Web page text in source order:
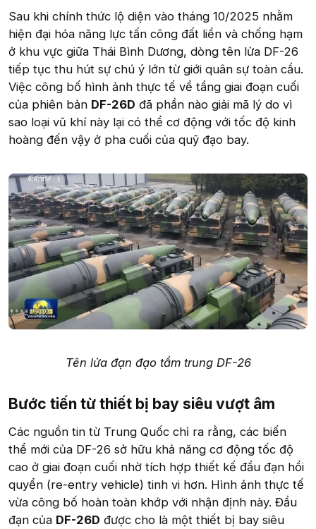
Sau khi chính thức lộ diện vào tháng 10/2025 nhằm
hiện đại hóa năng lực tấn công đất liền và chống hạm
ở khu vực giữa Thái Bình Dương, dòng tên lửa DF-26
tiếp tục thu hút sự chú ý lớn từ giới quân sự toàn cầu.
Việc công bố hình ảnh thực tế về tầng giai đoạn cuối
của phiên bản DF-26D đã phần nào giải mã lý do vì
sao loại vũ khí này lại có thể cơ động với tốc độ kinh
hoàng đến vậy ở pha cuối của quỹ đạo bay.
Tên lửa đạn đạo tầm trung DF-26
Bước tiến từ thiết bị bay siêu vượt âm​
Các nguồn tin từ Trung Quốc chỉ ra rằng, các biến
thể mới của DF-26 sở hữu khả năng cơ động tốc độ
cao ở giai đoạn cuối nhờ tích hợp thiết kế đầu đạn hồi
quyển (re-entry vehicle) tinh vi hơn. Hình ảnh thực tế
vừa công bố hoàn toàn khớp với nhận định này. Đầu
đạn của DF-26D được cho là một thiết bị bay siêu